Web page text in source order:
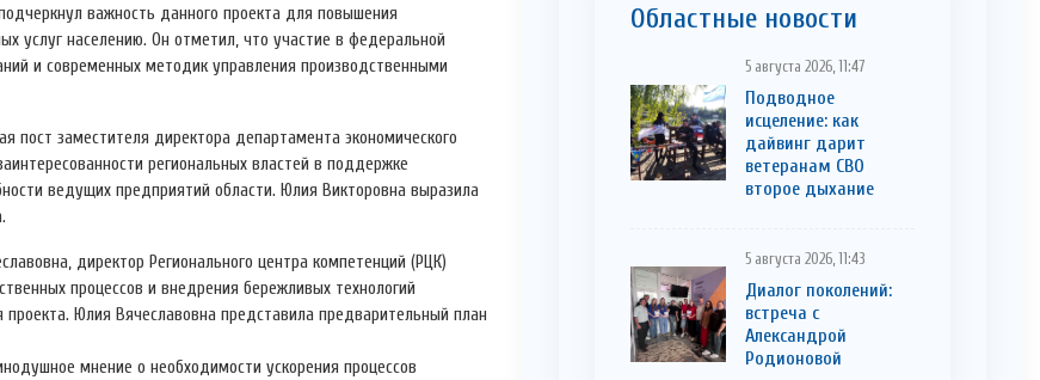
важность данного проекта для повышения
услуг населению. Он отметил, что участие в федеральной
и современных методик управления производственными
заместителя директора департамента экономического
региональных властей в поддержке
ведущих предприятий области. Юлия Викторовна выразила
директор Регионального центра компетенций (РЦК)
процессов и внедрения бережливых технологий
Юлия Вячеславовна представила предварительный план
мнение о необходимости ускорения процессов
Областные новости
5 августа 2026, 11:47
Подводное
исцеление: как
дайвинг дарит
ветеранам СВО
второе дыхание
5 августа 2026, 11:43
Диалог поколений:
встреча с
Александрой
Родионовой